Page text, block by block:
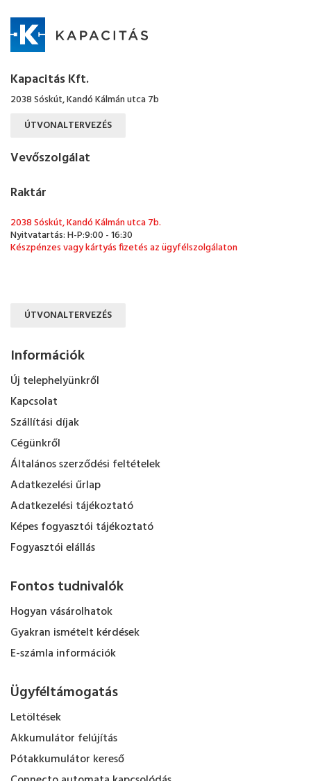
Kapacitás Kft.
2038 Sóskút, Kandó Kálmán utca 7b
ÚTVONALTERVEZÉS
Vevőszolgálat
Raktár
2038 Sóskút, Kandó Kálmán utca 7b.
Nyitvatartás: H-P:9:00 - 16:30
Készpénzes vagy kártyás fizetés az ügyfélszolgálaton
ÚTVONALTERVEZÉS
Információk
Új telephelyünkről
Kapcsolat
Szállítási díjak
Cégünkről
Általános szerződési feltételek
Adatkezelési űrlap
Adatkezelési tájékoztató
Képes fogyasztói tájékoztató
Fogyasztói elállás
Fontos tudnivalók
Hogyan vásárolhatok
Gyakran ismételt kérdések
E-számla információk
Ügyféltámogatás
Letöltések
Akkumulátor felújítás
Pótakkumulátor kereső